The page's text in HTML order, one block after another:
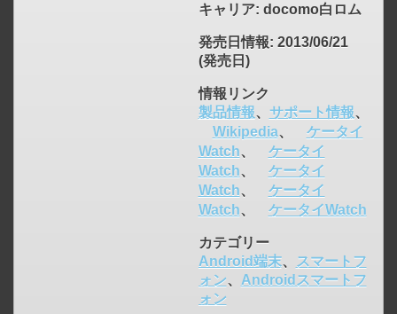
キャリア: docomo白ロム
発売日情報: 2013/06/21
(発売日)
情報リンク
製品情報、 サポート情報、
Wikipedia、
ケータイ
Watch、
ケータイ
Watch、
ケータイ
Watch、
ケータイ
Watch、 ケータイWatch
カテゴリー
Android端末、
スマートフ
ォン、 Androidスマートフ
ォン
click to expand contents